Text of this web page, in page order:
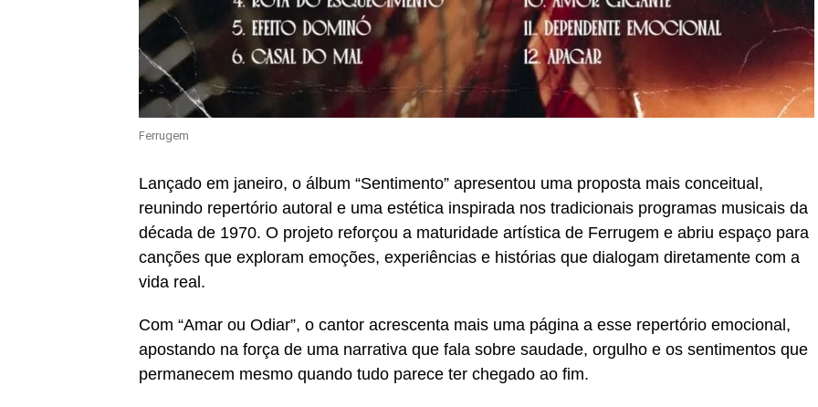
Ferrugem
Lançado em janeiro, o álbum “Sentimento” apresentou uma proposta mais conceitual,
reunindo repertório autoral e uma estética inspirada nos tradicionais programas musicais da
década de 1970. O projeto reforçou a maturidade artística de Ferrugem e abriu espaço para
canções que exploram emoções, experiências e histórias que dialogam diretamente com a
vida real.
Com “Amar ou Odiar”, o cantor acrescenta mais uma página a esse repertório emocional,
apostando na força de uma narrativa que fala sobre saudade, orgulho e os sentimentos que
permanecem mesmo quando tudo parece ter chegado ao fim.